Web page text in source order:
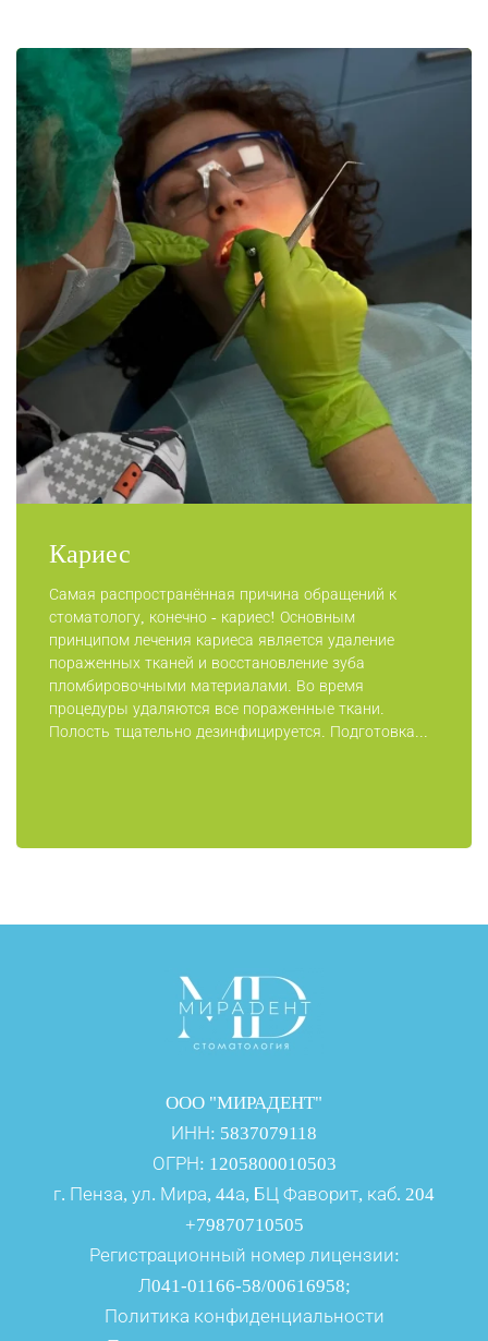
Кариес
Самая распространённая причина обращений к
стоматологу, конечно - кариес! Основным
принципом лечения кариеса является удаление
пораженных тканей и восстановление зуба
пломбировочными материалами. Во время
процедуры удаляются все пораженные ткани.
Полость тщательно дезинфицируется. Подготовка...
ООО "МИРАДЕНТ"
ИНН: 5837079118
ОГРН: 1205800010503
г. Пенза, ул. Мира, 44а, БЦ Фаворит, каб. 204
+79870710505
Регистрационный номер лицензии:
Л041-01166-58/00616958;
Политика конфиденциальности